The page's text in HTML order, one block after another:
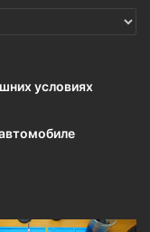
условиях